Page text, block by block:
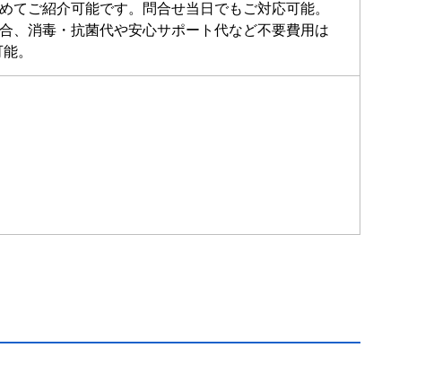
ご紹介可能です。問合せ当日でもご対応可能。
、消毒・抗菌代や安心サポート代など不要費用は
。